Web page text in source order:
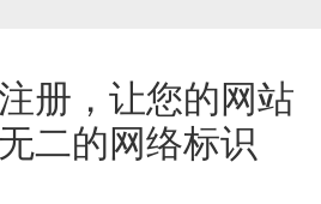
册，让您的网站
二的网络标识